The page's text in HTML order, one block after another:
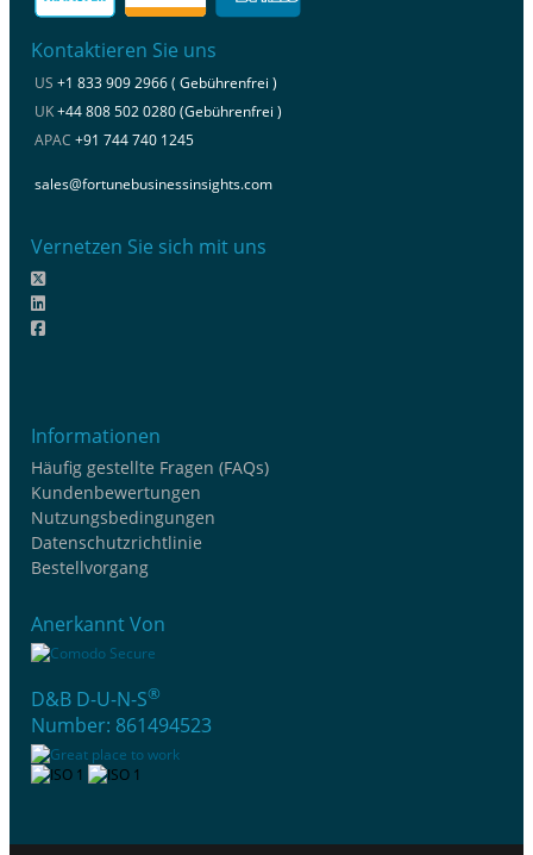
Kontaktieren Sie uns
US +1 833 909 2966 ( Gebührenfrei )
UK+44 808 502 0280 (Gebührenfrei )
APAC +91 744 740 1245
sales@fortunebusinessinsights.com
Vernetzen Sie sich mit uns
Informationen
Häufig gestellte Fragen (FAQs)
Kundenbewertungen
Nutzungsbedingungen
Datenschutzrichtlinie
Bestellvorgang
Anerkannt Von
D&B D-U-N-S®
Number: 861494523